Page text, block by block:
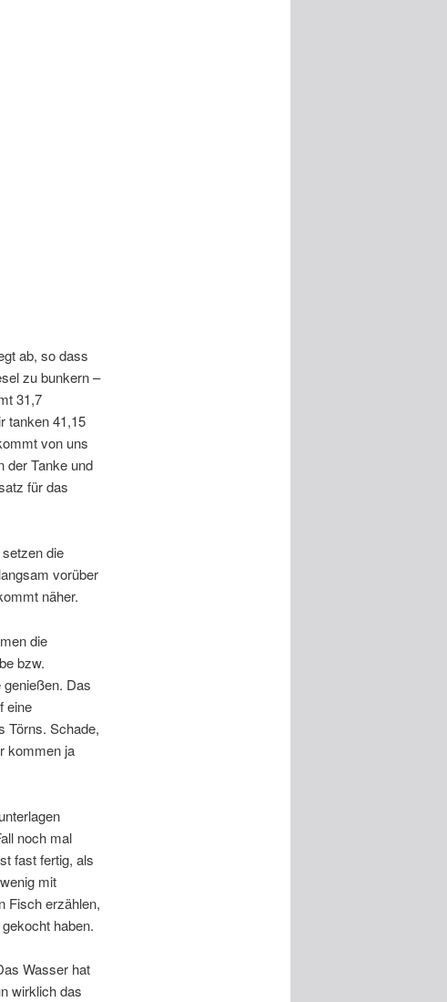
ab, so dass
zu bunkern –
31,7
tanken 41,15
von uns
der Tanke und
für das
die
vorüber
näher.
die
bzw.
Das
eine
Törns. Schade,
kommen ja
noch mal
fast fertig, als
mit
Fisch erzählen,
haben.
Wasser hat
wirklich das